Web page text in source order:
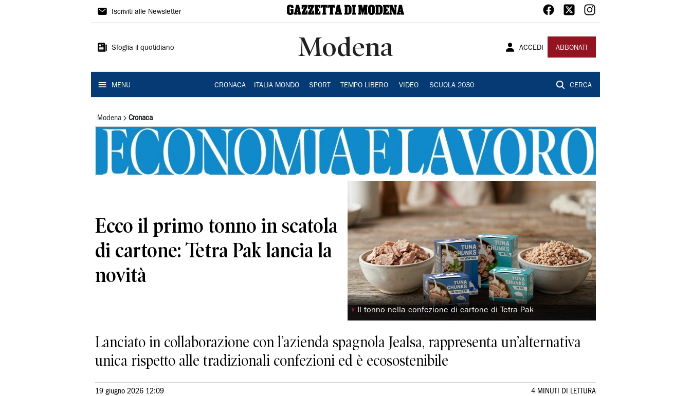
Gazzetta
Modena
Iscriviti alle Newsletter
Sfoglia il quotidiano Modena ACCEDI ABBONATI
MENU CRONACA ITALIA MONDO SPORT TEMPO LIBERO VIDEO SCUOLA 2030 CERCA
Modena Cronaca
Ecco il primo tonno in scatola
di cartone: Tetra Pak lancia la
novità
◗ Il tonno nella confezione di cartone di Tetra Pak
Lanciato in collaborazione con l’azienda spagnola Jealsa, rappresenta un’alternativa
unica rispetto alle tradizionali confezioni ed è ecosostenibile
19 giugno 2026 12:09 4 MINUTI DI LETTURA